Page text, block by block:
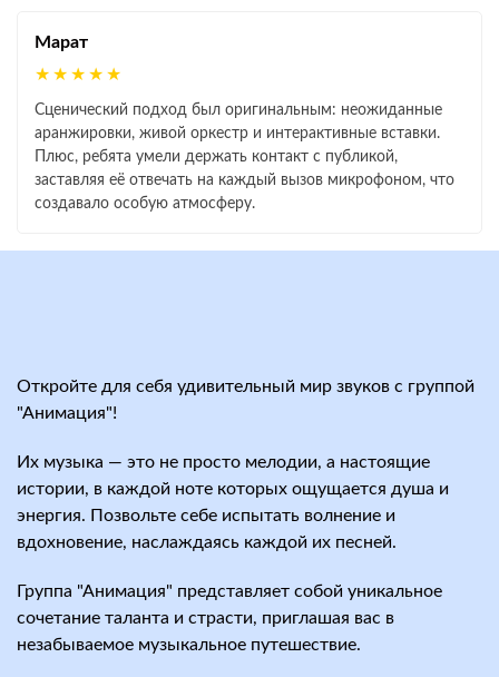
Марат
★★★★★
Сценический подход был оригинальным: неожиданные
аранжировки, живой оркестр и интерактивные вставки.
Плюс, ребята умели держать контакт с публикой,
заставляя её отвечать на каждый вызов микрофоном, что
создавало особую атмосферу.
Откройте для себя удивительный мир звуков с группой
"Анимация"!
Их музыка — это не просто мелодии, а настоящие
истории, в каждой ноте которых ощущается душа и
энергия. Позвольте себе испытать волнение и
вдохновение, наслаждаясь каждой их песней.
Группа "Анимация" представляет собой уникальное
сочетание таланта и страсти, приглашая вас в
незабываемое музыкальное путешествие.